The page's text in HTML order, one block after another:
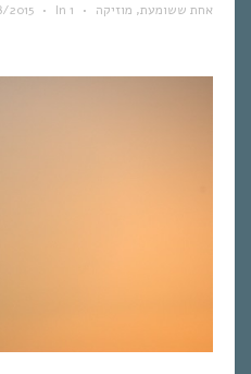
2015 • In אחת ששומעת, מוזיקה •
1